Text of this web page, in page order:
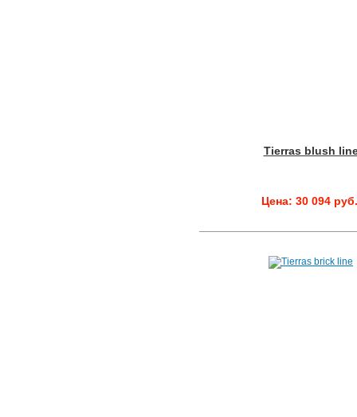
Tierras blush
Цена: 30 094 руб.